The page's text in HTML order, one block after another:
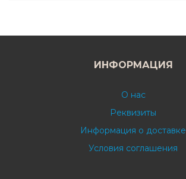
ИНФОРМАЦИЯ
О нас
Реквизиты
Информация о доставке
Условия соглашения